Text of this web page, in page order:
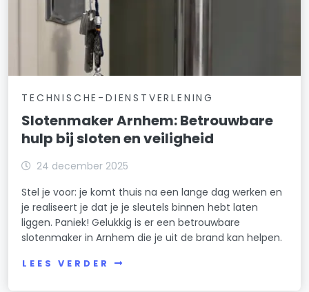
TECHNISCHE-DIENSTVERLENING
Slotenmaker Arnhem: Betrouwbare
hulp bij sloten en veiligheid
24 december 2025
Stel je voor: je komt thuis na een lange dag werken en
je realiseert je dat je je sleutels binnen hebt laten
liggen. Paniek! Gelukkig is er een betrouwbare
slotenmaker in Arnhem die je uit de brand kan helpen.
LEES VERDER